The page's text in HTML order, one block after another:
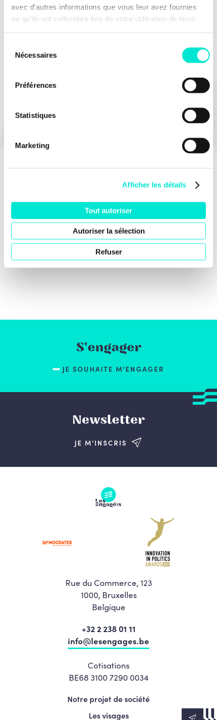
avec d'autres informations que vous leur avez fournies
ou qu'ils ont collectées lors de votre utilisation de leurs
Nécessaires
Préférences
Statistiques
Marketing
Afficher les détails
Tout autoriser
Autoriser la sélection
Refuser
EN SAVOIR PLUS
S'engager
JE SOUHAITE M'ENGAGER
Newsletter
JE M'INSCRIS
Rue du Commerce, 123
1000, Bruxelles
Belgique
+32 2 238 01 11
info@lesengages.be
Cotisations
BE68 3100 7290 0034
Notre projet de société
Les visages